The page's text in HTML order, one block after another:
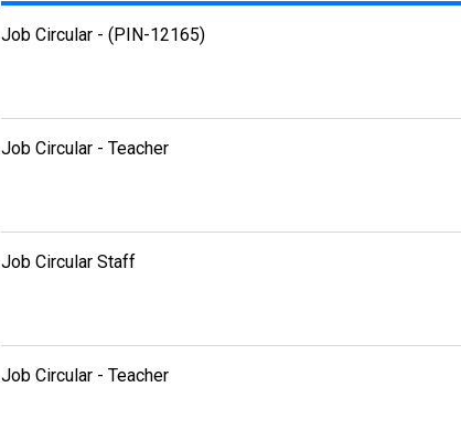
Job Circular - (PIN-12165)
Job Circular - Teacher
Job Circular Staff
Job Circular - Teacher